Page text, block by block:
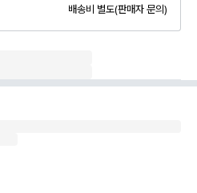
배송비 별도(판매자 문의)